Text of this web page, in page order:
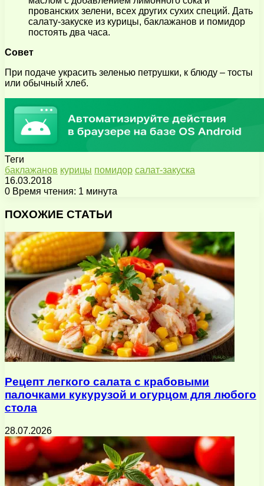
прованских зелени, всех других сухих специй. Дать
салату-закуске из курицы, баклажанов и помидор
постоять два часа.
Совет
При подаче украсить зеленью петрушки, к блюду – тосты
или обычный хлеб.
Теги
баклажанов курицы помидор салат-закуска
16.03.2018
0 Время чтения: 1 минута
через
почту
ПОХОЖИЕ СТАТЬИ
Рецепт легкого салата с крабовыми
палочками кукурузой и огурцом для любого
стола
28.07.2026